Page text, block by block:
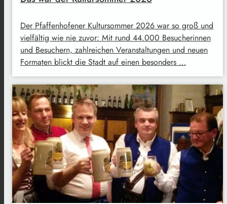
Der Pfaffenhofener Kultursommer 2026 war so groß und
vielfältig wie nie zuvor: Mit rund 44.000 Besucherinnen
und Besuchern, zahlreichen Veranstaltungen und neuen
Formaten blickt die Stadt auf einen besonders …